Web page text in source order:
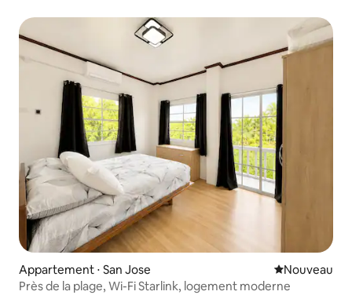
Appartement ⋅ San Jose Nouvel
Nouveau
Près de la plage, Wi-Fi Starlink, logement moderne